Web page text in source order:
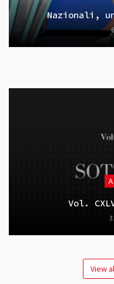
Nazionali,
Vol.
View